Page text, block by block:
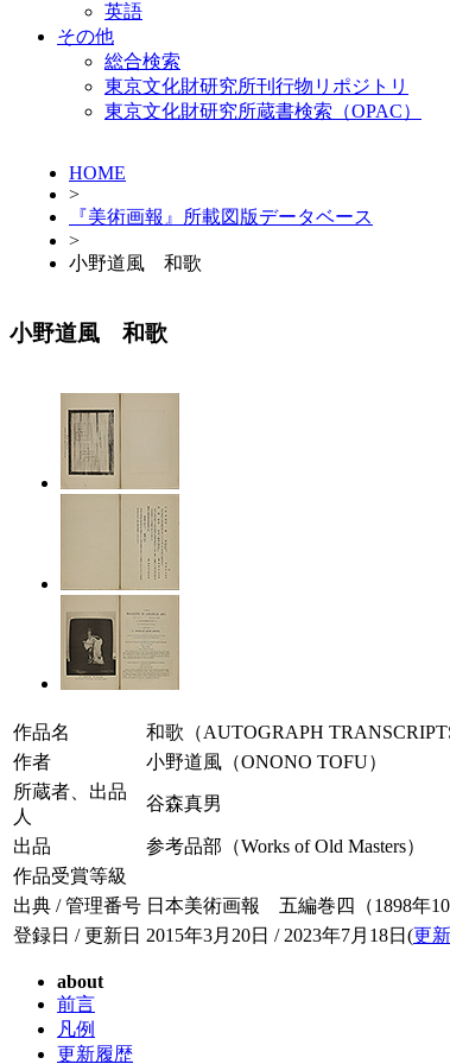
英語
その他
総合検索
東京文化財研究所刊行物リポジトリ
東京文化財研究所蔵書検索（OPAC）
HOME
>
『美術画報』所載図版データベース
>
小野道風 和歌
小野道風 和歌
作品名
和歌（AUTOGRAPH
作者
小野道風（ONONO TOFU）
所蔵者、出品
人
谷森真男
出品
参考品部（Works of Old Masters）
作品受賞等級
出典 / 管理番号 日本美術画報 五編巻四（1898年10
登録日 / 更新日 2015年3月20日 / 2023年7月18日(更
about
前言
凡例
更新履歴